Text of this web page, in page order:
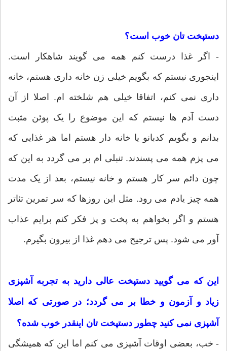
دستپخت تان خوب است؟
- اگر غذا درست کنم همه می گویند شاهکار است.
اینجوری نیستم که بگویم خیلی زن خانه داری هستم، خانه
داری نمی کنم، اتفاقا خیلی هم شلخته ام. اصلا از آن
دست آدم ها نیستم که این موضوع را یک پوئن مثبت
بدانم و بگویم کدبانو یا خانه دار هستم اما هر غذایی که
می پزم همه می پسندند. تنبلی ام بر می گردد به این که
چون دائم سر کار هستم و خانه نیستم، بعد از یک مدت
همه چیز یادم می رود. مثل این روزها که سر تمرین تئاتر
هستم و اگر بخواهم به پخت و پز فکر کنم برایم عذاب
آور می شود. پس ترجیح می دهم غذا از بیرون بگیرم.
این که می گویید دستپخت عالی دارید به تجربه آشپزی
زیاد و آزمون و خطا بر می گردد؛ در صورتی که اصلا
آشپزی نمی کنید چطور دستپخت تان اینقدر خوب شده؟
- خب، بعضی اوقات آشپزی می کنم اما این که همیشگی